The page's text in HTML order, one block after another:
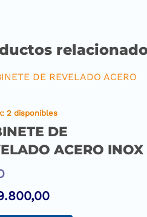
2 disponibles
DE
ACERO INOX